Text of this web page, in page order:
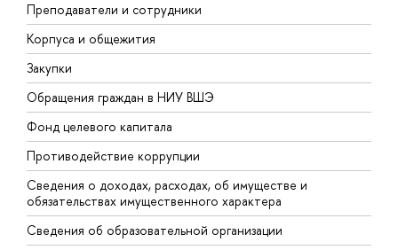
Преподаватели и сотрудники
Корпуса и общежития
Закупки
Обращения граждан в НИУ ВШЭ
Фонд целевого капитала
Противодействие коррупции
Сведения о доходах, расходах, об имуществе и
обязательствах имущественного характера
Сведения об образовательной организации